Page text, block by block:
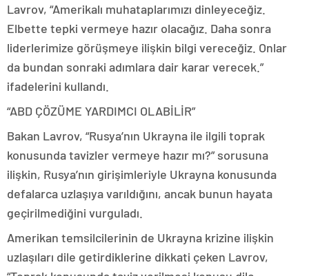
Lavrov, “Amerikalı muhataplarımızı dinleyeceğiz.
Elbette tepki vermeye hazır olacağız. Daha sonra
liderlerimize görüşmeye ilişkin bilgi vereceğiz. Onlar
da bundan sonraki adımlara dair karar verecek.”
ifadelerini kullandı.
“ABD ÇÖZÜME YARDIMCI OLABİLİR”
Bakan Lavrov, “Rusya’nın Ukrayna ile ilgili toprak
konusunda tavizler vermeye hazır mı?” sorusuna
ilişkin, Rusya’nın girişimleriyle Ukrayna konusunda
defalarca uzlaşıya varıldığını, ancak bunun hayata
geçirilmediğini vurguladı.
Amerikan temsilcilerinin de Ukrayna krizine ilişkin
uzlaşıları dile getirdiklerine dikkati çeken Lavrov,